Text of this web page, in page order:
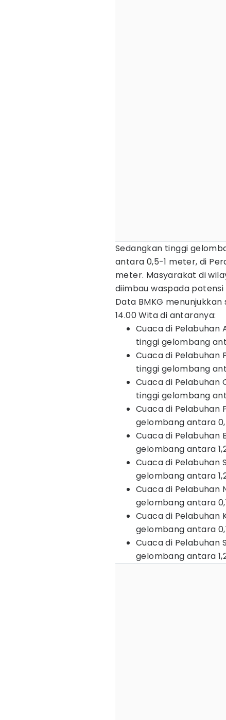
Sedangkan tinggi
antara 0,5-1 meter, di
meter. Masyarakat di
diimbau waspada potensi
Data BMKG
14.00 Wita di antaranya:
Cuaca di Pelabuhan
tinggi gelombang
Cuaca di Pelabuhan
tinggi gelombang
Cuaca di Pelabuhan
tinggi gelombang
Cuaca di Pelabuhan
gelombang antara
Cuaca di Pelabuhan
gelombang antara
Cuaca di Pelabuhan
gelombang antara
Cuaca di Pelabuhan
gelombang antara
Cuaca di Pelabuhan
gelombang antara
Cuaca di Pelabuhan
gelombang antara